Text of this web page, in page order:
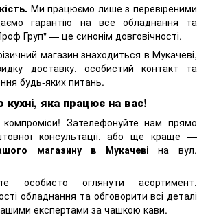
Ми працюємо лише з перевіреними
гарантію на все обладнання та
Груп" — це синонім довговічності.
магазин знаходиться в Мукачеві,
доставку, особистий контакт та
будь-яких питань.
кухні, яка працює на вас!
Зателефонуйте нам прямо
консультації, або ще краще —
магазину в Мукачеві на вул.
особисто оглянути асортимент,
обладнання та обговорити всі деталі
експертами за чашкою кави.